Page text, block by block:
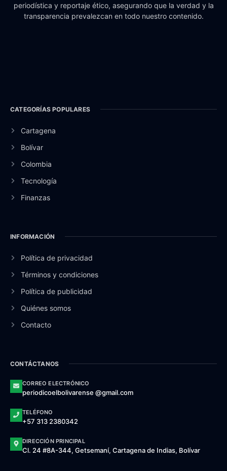
periodística y reportaje ético, asegurando que la verdad y la
transparencia prevalezcan en todo nuestro contenido.
CATEGORÍAS POPULARES
Cartagena
Bolívar
Colombia
Tecnología
Finanzas
INFORMACIÓN
Política de privacidad
Términos y condiciones
Política de publicidad
Quiénes somos
Contacto
CONTÁCTANOS
CORREO ELECTRÓNICO
periodicoelbolivarense @gmail.com
TELÉFONO
+57 313 2380342
DIRECCIÓN PRINCIPAL
Cl. 24 #8A-344, Getsemaní, Cartagena de Indias, Bolívar